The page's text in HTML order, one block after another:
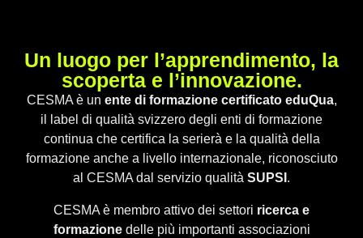
Un luogo per l’apprendimento, la
scoperta e l’innovazione.​
CESMA è un ente di formazione certificato eduQua,
il label di qualità svizzero degli enti di formazione
continua che certifica la serierà e la qualità della
formazione anche a livello internazionale, riconosciuto
al CESMA dal servizio qualità SUPSI .
CESMA è membro attivo dei settori ricerca e
formazionedelle più importanti associazioni